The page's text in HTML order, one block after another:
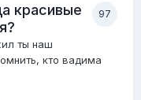
97
красивые
ты наш
кто вадима